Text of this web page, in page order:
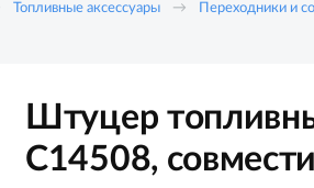
Топливные аксессуары Переходники и
Штуцер
C14508,